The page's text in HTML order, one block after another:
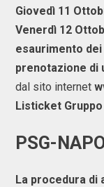
Giovedì 11
Venerdì 12
esaurimento dei
prenotazione di
dal sito internet
Listicket
PSG-
La procedura di